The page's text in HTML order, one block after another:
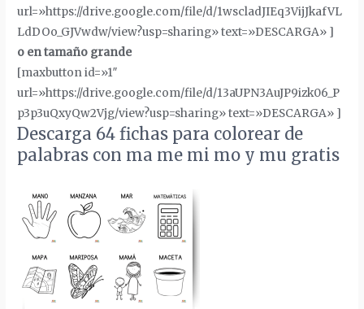
url=»https://drive.google.com/file/d/1wscladJIEq3VijJkafVL
LdDOo_GJVwdw/view?usp=sharing» text=»DESCARGA» ]
o en tamaño grande
[maxbutton id=»1″
url=»https://drive.google.com/file/d/13aUPN3AuJP9izk06_P
p3p3uQxyQw2Vjg/view?usp=sharing» text=»DESCARGA» ]
Descarga 64 fichas para colorear de
palabras con ma me mi mo y mu gratis